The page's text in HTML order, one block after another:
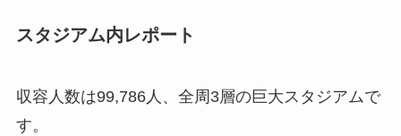
スタジアム内レポート
収容人数は99,786人、全周3層の巨大スタジアムで
す。